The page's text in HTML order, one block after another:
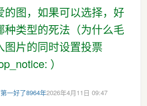
的图，如果可以选择，好
种类型的死法（为什么毛
图片的同时设置投票
）
一好了8964年2026年4月11日 09:47